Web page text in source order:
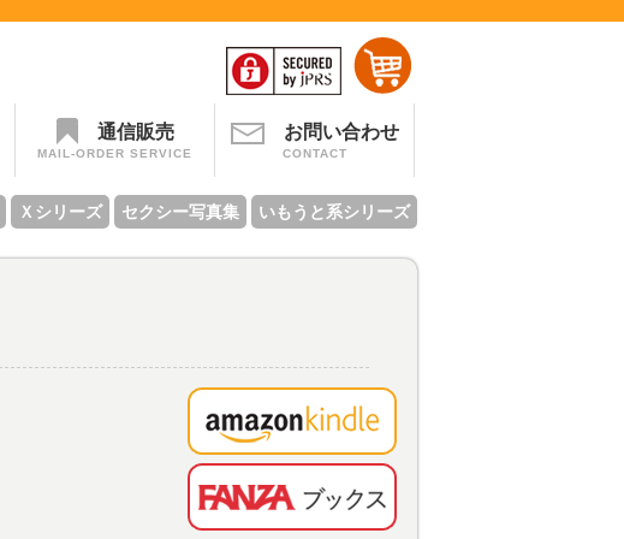
通信販売
MAIL-ORDER SERVICE
お問い合わせ
CONTACT
いもうと系シリーズ
セクシー写真集
Ｘシリーズ